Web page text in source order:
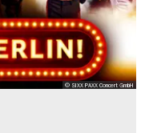
© SIXX PAXX Concert GmbH